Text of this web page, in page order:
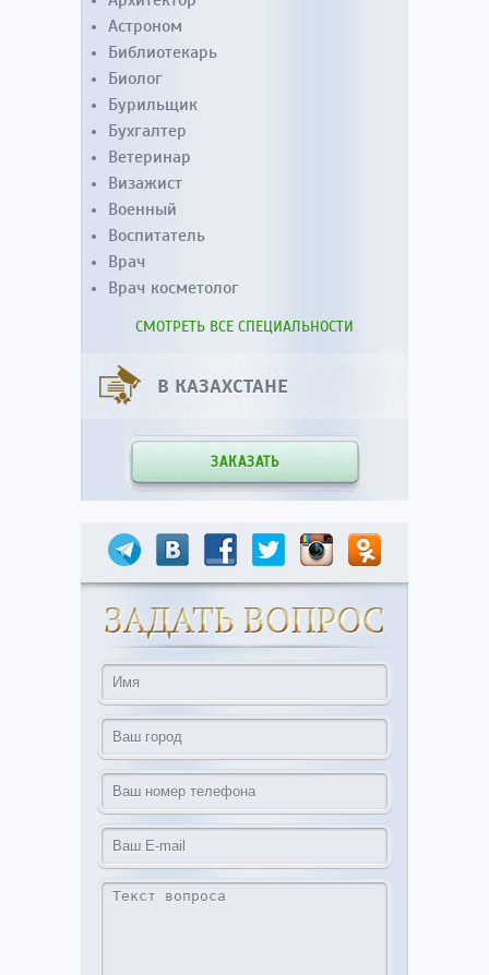
Астроном
Библиотекарь
Биолог
Бурильщик
Бухгалтер
Ветеринар
Визажист
Военный
Воспитатель
Врач
Врач косметолог
СМОТРЕТЬ ВСЕ СПЕЦИАЛЬНОСТИ
В КАЗАХСТАНЕ
ЗАКАЗАТЬ